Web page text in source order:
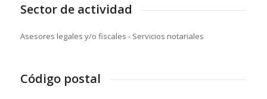
Sector de actividad
Asesores legales y/o fiscales - Servicios notariales
Código postal